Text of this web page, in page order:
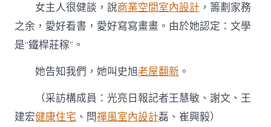
女主人很健談，說商業空間室內設計 ，籌劃家務
之余，愛好看書，愛好寫寫畫畫。由於她認定：文學
是“鐵桿莊稼”。
她告知我們，她叫史旭老屋翻新 。
（采訪構成員：光亮日報記者王慧敏、謝文、王
建宏健康住宅 、閆禪風室內設計磊、崔興毅）